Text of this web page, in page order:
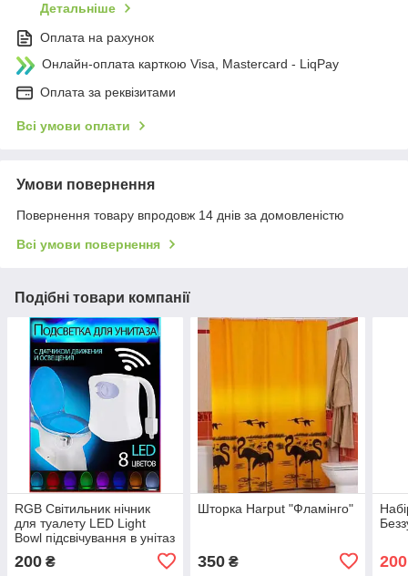
Детальніше
Оплата на рахунок
Онлайн-оплата карткою Visa, Mastercard - LiqPay
Оплата за реквізитами
Всі умови оплати
Умови повернення
Повернення товару впродовж 14 днів за домовленістю
Всі умови повернення
Подібні товари компанії
RGB Світильник нічник
для туалету LED Light
Bowl підсвічування в унітаз
з датчиком руху 8 кольорів
200 ₴
Шторка Harput "Фламінго"
350₴ 200